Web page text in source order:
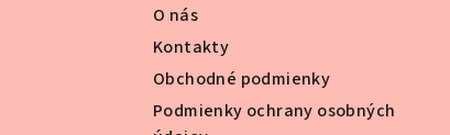
O nás
Kontakty
Obchodné podmienky
Podmienky ochrany osobných